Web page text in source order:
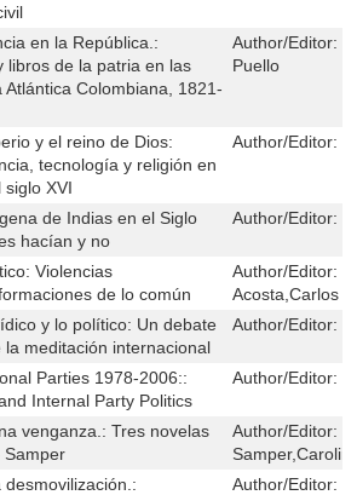
en la República.:
libros de la patria en las
Colombiana, 1821-
Author/Editor:
Puello
y el reino de Dios:
tecnología y religión en
XVI
Author/Editor:
de Indias en el Siglo
hacían y no
Author/Editor:
Violencias
de lo común
Author/Editor:
Acosta,Carlos
y lo político: Un debate
meditación internacional
Author/Editor:
Parties 1978-2006::
Internal Party Politics
Author/Editor:
venganza.: Tres novelas
Samper
Author/Editor:
Author/Editor: